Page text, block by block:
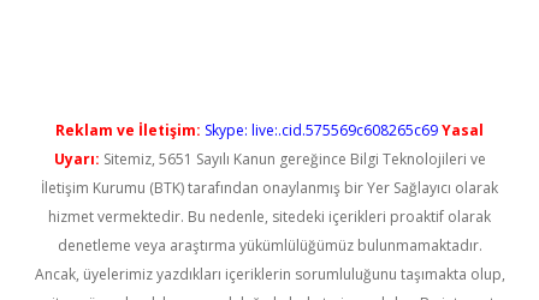
Reklam ve İletişim: Skype: live:.cid.575569c608265c69Yasal
Uyarı: Sitemiz, 5651 Sayılı Kanun gereğince Bilgi Teknolojileri ve
İletişim Kurumu (BTK) tarafından onaylanmış bir Yer Sağlayıcı olarak
hizmet vermektedir. Bu nedenle, sitedeki içerikleri proaktif olarak
denetleme veya araştırma yükümlülüğümüz bulunmamaktadır.
Ancak, üyelerimiz yazdıkları içeriklerin sorumluluğunu taşımakta olup,